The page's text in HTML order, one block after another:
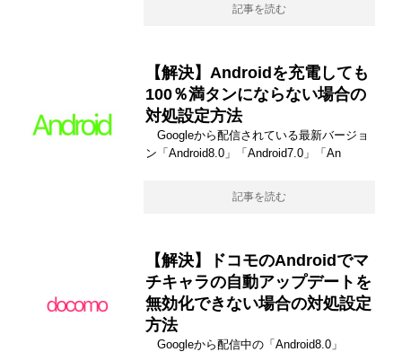
記事を読む
【解決】Androidを充電しても
100％満タンにならない場合の
対処設定方法
Googleから配信されている最新バージョ
ン「Android8.0」「Android7.0」「An
記事を読む
【解決】ドコモのAndroidでマ
チキャラの自動アップデートを
無効化できない場合の対処設定
方法
Googleから配信中の「Android8.0」